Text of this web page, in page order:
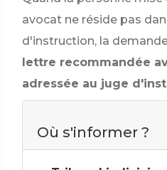
avocat ne réside pas
d'instruction, la
lettre recommandée
adressée au juge
Où s'informer ?